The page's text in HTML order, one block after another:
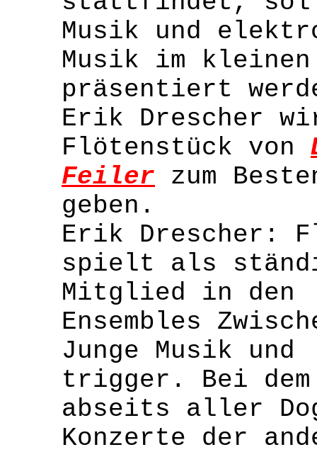
Musik und
Musik im kleinen
präsentiert
Erik Drescher
Flötenstück von
Feiler zum
geben.
Erik Drescher:
spielt als
Mitglied in den
Ensembles
Junge Musik und
trigger. Bei dem
abseits aller
Konzerte der